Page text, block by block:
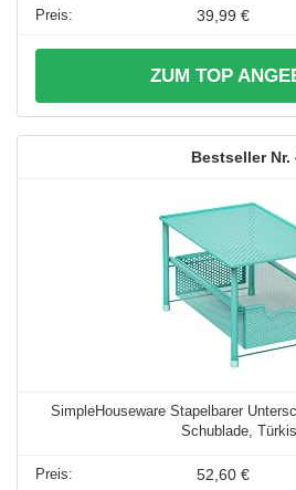
39,99 €
ZUM TOP
SimpleHouseware Stapelbarer
Schublade,
52,60 €